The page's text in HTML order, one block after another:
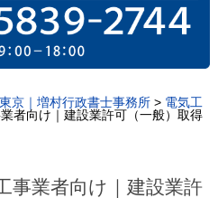
京｜増村行政書士事務所> 電気工
者向け｜建設業許可（一般）取得
事業者向け｜建設業許